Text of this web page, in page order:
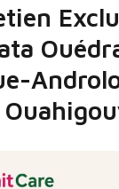
«